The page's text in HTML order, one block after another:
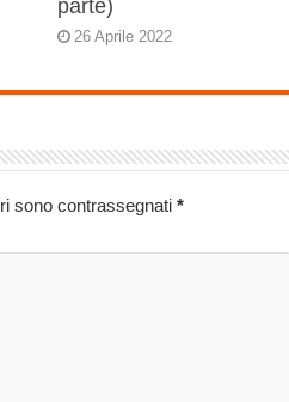
parte)
26 Aprile 2022
sono contrassegnati *